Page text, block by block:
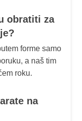
obratiti za
forme samo
a naš tim
roku.
na